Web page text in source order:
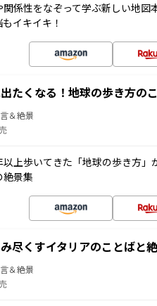
係性をなぞって学ぶ新しい地
イキイキ！
たくなる！地球の歩き方の
＆絶景
上歩いてきた「地球の歩き方
絶景集
尽くすイタリアのことばと
＆絶景